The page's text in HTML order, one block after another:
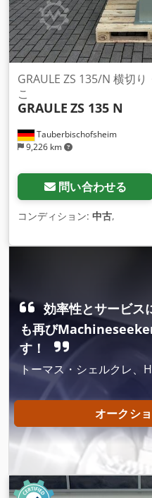
Tauberbischofsheim
9,226 km
GRAULE ZS 135/N 横切
こ
GRAULE ZS 135 N
問い合わせる
コンディション: 中古,
効率性とサービス
も再び
す！
トーマス・シェルクレ
オークシ